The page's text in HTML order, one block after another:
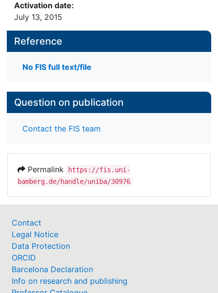
Activation date:
July 13, 2015
Reference
No FIS full text/file
Question on publication
Contact the FIS team
Permalink
https://fis.uni-
bamberg.de/handle/uniba/30976
Contact
Legal Notice
Data Protection
ORCID
Barcelona Declaration
Info on research and publishing